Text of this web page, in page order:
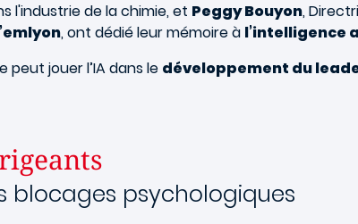
l'industrie de la chimie, et Peggy Bouyon,
, ont dédié leur mémoire à l’intelligence
jouer l’IA dans le développement du
blocages psychologiques